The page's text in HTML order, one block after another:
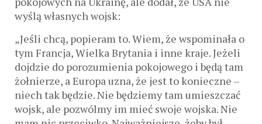
wyślą własnych wojsk:
„Jeśli chcą, popieram to. Wiem, że wspominała o
tym Francja, Wielka Brytania i inne kraje. Jeżeli
dojdzie do porozumienia pokojowego i będą tam
żołnierze, a Europa uzna, że ​​jest to konieczne –
niech tak będzie. Nie będziemy tam umieszczać
wojsk, ale pozwólmy im mieć swoje wojska. Nie